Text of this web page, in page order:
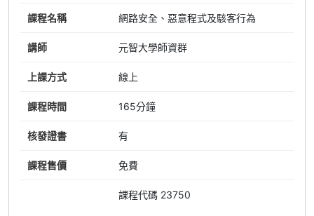
課程名稱 網路安全、惡意程式及駭客行為
講師 元智大學師資群
上課方式 線上
課程時間 165分鐘
核發證書 有
課程售價 免費
課程代碼 23750